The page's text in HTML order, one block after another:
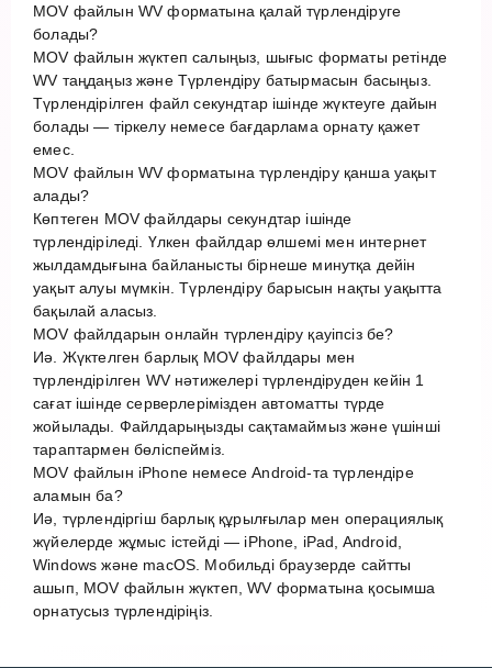
MOV файлын WV форматына қалай түрлендіруге
болады?
MOV файлын жүктеп салыңыз, шығыс форматы ретінде
WV таңдаңыз және Түрлендіру батырмасын басыңыз.
Түрлендірілген файл секундтар ішінде жүктеуге дайын
болады — тіркелу немесе бағдарлама орнату қажет
емес.
MOV файлын WV форматына түрлендіру қанша уақыт
алады?
Көптеген MOV файлдары секундтар ішінде
түрлендіріледі. Үлкен файлдар өлшемі мен интернет
жылдамдығына байланысты бірнеше минутқа дейін
уақыт алуы мүмкін. Түрлендіру барысын нақты уақытта
бақылай аласыз.
MOV файлдарын онлайн түрлендіру қауіпсіз бе?
Иә. Жүктелген барлық MOV файлдары мен
түрлендірілген WV нәтижелері түрлендіруден кейін 1
сағат ішінде серверлерімізден автоматты түрде
жойылады. Файлдарыңызды сақтамаймыз және үшінші
тараптармен бөліспейміз.
MOV файлын iPhone немесе Android-та түрлендіре
аламын ба?
Иә, түрлендіргіш барлық құрылғылар мен операциялық
жүйелерде жұмыс істейді — iPhone, iPad, Android,
Windows және macOS. Мобильді браузерде сайтты
ашып, MOV файлын жүктеп, WV форматына қосымша
орнатусыз түрлендіріңіз.